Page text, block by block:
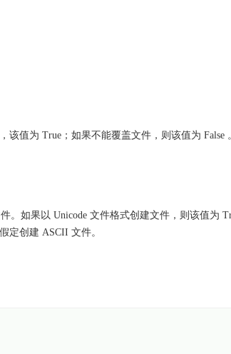
该值为 True；如果不能覆盖文件，则该值为 False
。如果以 Unicode 文件格式创建文件，则该值为
定创建 ASCII 文件。